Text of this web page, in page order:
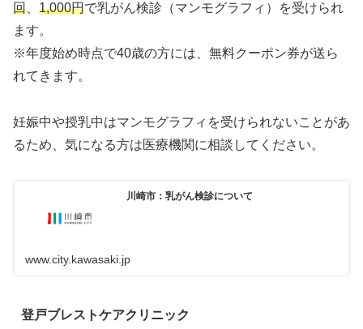
回
1,000円で乳がん検診（マンモグラフィ）を受けられ
ます。
※年度始め時点で40歳の方には、無料クーポン券が送ら
れてきます。
妊娠中や授乳中はマンモグラフィを受けられないことがあ
るため、気になる方は医療機関に相談してください。
川崎市：乳がん検診について
www.city.kawasaki.jp
登戸ブレストケアクリニック